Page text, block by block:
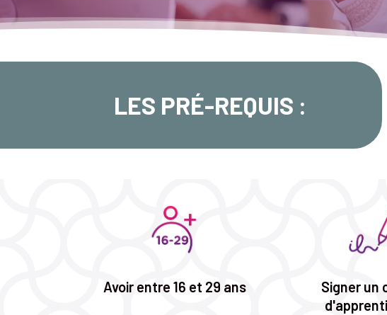
LES PRÉ-REQUIS :
Avoir entre 16 et 29 ans
Signer un